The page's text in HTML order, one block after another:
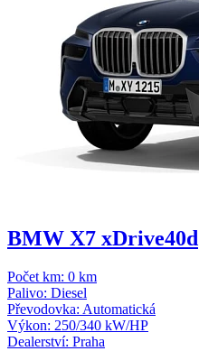
BMW X7 xDrive40d
Počet km: 0 km
Palivo: Diesel
Převodovka: Automatická
Výkon: 250/340 kW/HP
Dealerství: Praha